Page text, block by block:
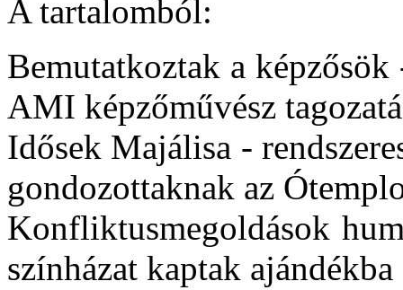
A tartalomból:
Bemutatkoztak a
AMI képzőművész
Idősek Majálisa -
gondozottaknak az
Konfliktusmegoldások
színházat kaptak